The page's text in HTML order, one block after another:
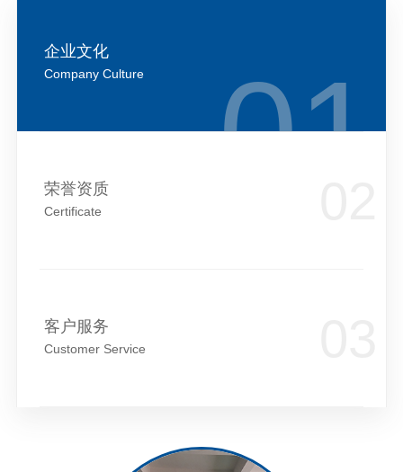
企业文化
Company Culture
荣誉资质
Certificate
客户服务
Customer Service